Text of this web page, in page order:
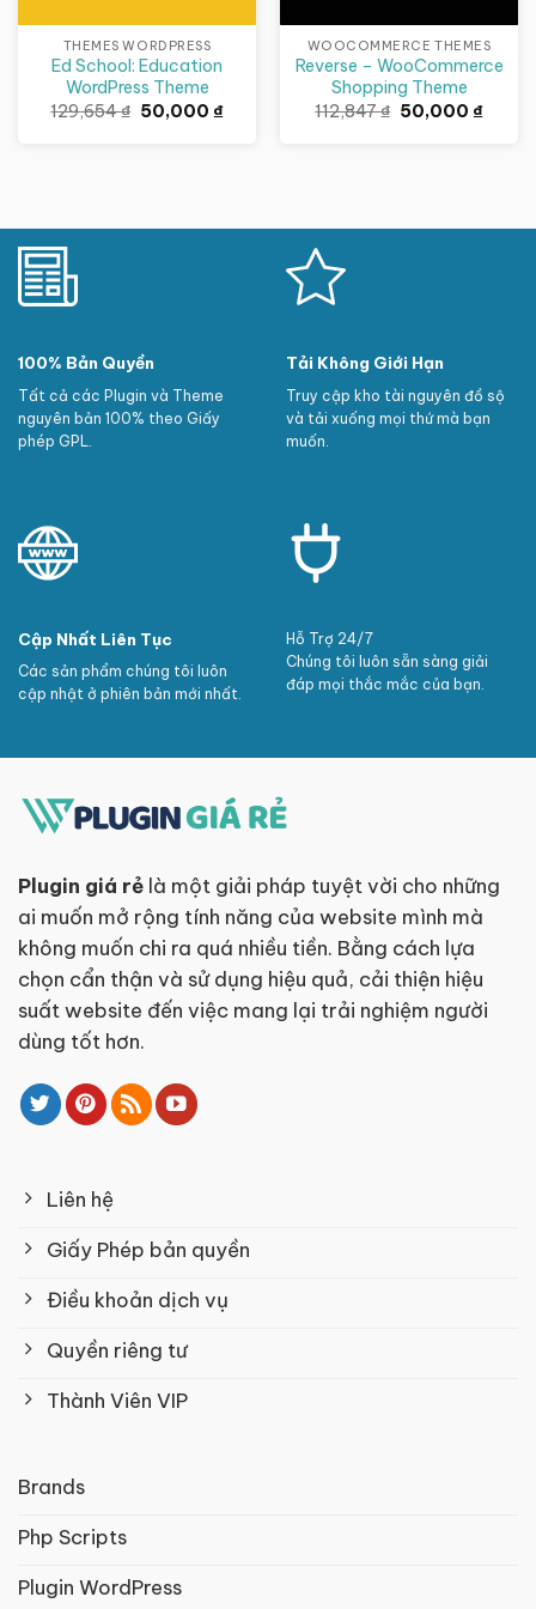
THEMES WORDPRESS
Ed School: Education
WordPress Theme
129,654₫ Giá
gốc
50,000 ₫Giá
WOOCOMMERCE THEMES
Reverse – WooCommerce
Shopping Theme
112,847₫ Giá
gốc
50,000 ₫Giá
100% Bản Quyền
Tất cả các Plugin và Theme
nguyên bản 100% theo Giấy
phép GPL.
Tải Không Giới Hạn
Truy cập kho tài nguyên đồ sộ
và tải xuống mọi thứ mà bạn
muốn.
Cập Nhất Liên Tục
Các sản phẩm chúng tôi luôn
cập nhật ở phiên bản mới nhất.
Hỗ Trợ 24/7
Chúng tôi luôn sẵn sàng giải
đáp mọi thắc mắc của bạn.
Plugin giá rẻ là một giải pháp tuyệt vời cho những
ai muốn mở rộng tính năng của website mình mà
không muốn chi ra quá nhiều tiền. Bằng cách lựa
chọn cẩn thận và sử dụng hiệu quả, cải thiện hiệu
suất website đến việc mang lại trải nghiệm người
dùng tốt hơn.
Liên hệ
Giấy Phép bản quyền
Điều khoản dịch vụ
Quyền riêng tư
Thành Viên VIP
Brands
Php Scripts
Plugin WordPress